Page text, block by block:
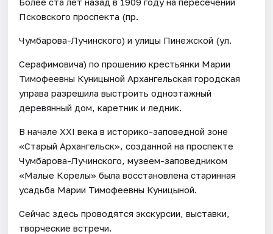
Псковского проспекта (пр.
Чумбарова-Лучинского) и улицы Пинежской (ул.
Серафимовича) по прошению крестьянки Марии
Тимофеевны Куницыной Архангельская городская
управа разрешила выстроить одноэтажный
деревянный дом, каретник и ледник.
В начале ХХI века в историко-заповедной зоне
«Старый Архангельск», созданной на проспекте
Чумбарова-Лучинского, музеем-заповедником
«Малые Корелы» была восстановлена старинная
усадьба Марии Тимофеевны Куницыной.
Сейчас здесь проводятся экскурсии, выставки,
творческие встречи.